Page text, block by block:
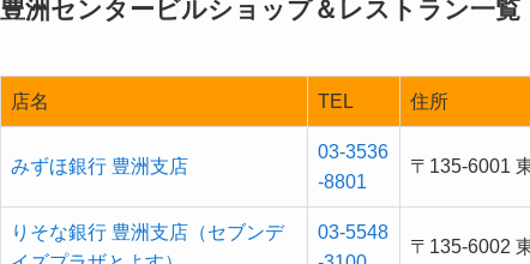
豊洲センタービルショップ＆レストラン一覧
店名 TEL 住所
みずほ銀行 豊洲支店
03-3536
-8801
〒135-6001
りそな銀行 豊洲支店（セブンデ
03-5548
〒135-6002